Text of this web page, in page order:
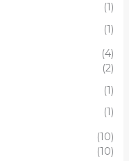
(1)
(1)
(4)
(2)
(1)
(1)
(10)
(10)